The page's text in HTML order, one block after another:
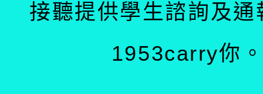
接聽提供學生諮詢及通
1953carry你